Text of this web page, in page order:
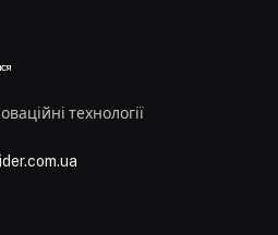
технології